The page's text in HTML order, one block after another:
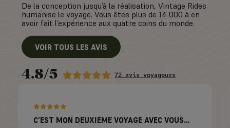
De la conception jusqu’à la réalisation, Vintage Rides
humanise le voyage. Vous êtes plus de 14 000 à en
avoir fait l’expérience aux quatre coins du monde.
VOIR TOUS LES AVIS
4.8/5 72 avis voyageurs
C’EST MON DEUXIÈME VOYAGE AVEC VOUS…